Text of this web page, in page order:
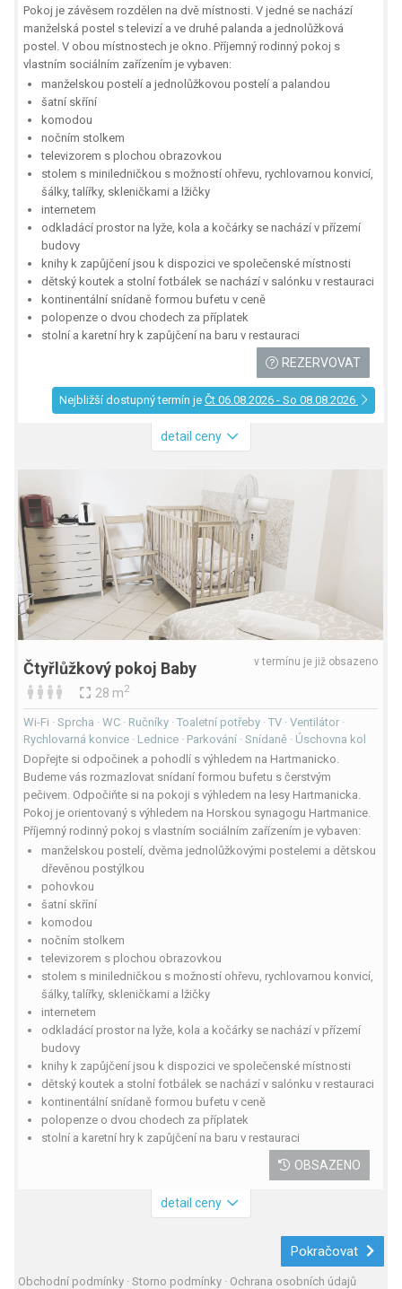
Pokoj je závěsem rozdělen na dvě místnosti. V jedné se nachází
manželská postel s televizí a ve druhé palanda a jednolůžková
postel. V obou místnostech je okno. Příjemný rodinný pokoj s
vlastním sociálním zařízením je vybaven:
manželskou postelí a jednolůžkovou postelí a palandou
šatní skříní
komodou
nočním stolkem
televizorem s plochou obrazovkou
stolem s miniledničkou s možností ohřevu, rychlovarnou konvicí,
šálky, talířky, skleničkami a lžičky
internetem
odkladácí prostor na lyže, kola a kočárky se nachází v přízemí
budovy
knihy k zapůjčení jsou k dispozici ve společenské místnosti
dětský koutek a stolní fotbálek se nachází v salónku v restauraci
kontinentální snídaně formou bufetu v ceně
polopenze o dvou chodech za příplatek
stolní a karetní hry k zapůjčení na baru v restauraci
REZERVOVAT
Nejbližší dostupný termín je Čt 06.08.2026 - So 08.08.2026
detail ceny
Čtyřlůžkový pokoj Baby
28 m2
v termínu je již obsazeno
Wi-Fi · Sprcha · WC · Ručníky · Toaletní potřeby · TV · Ventilátor ·
Rychlovarná konvice · Lednice · Parkování · Snídaně · Úschovna kol
Dopřejte si odpočinek a pohodlí s výhledem na Hartmanicko.
Budeme vás rozmazlovat snídaní formou bufetu s čerstvým
pečivem. Odpočiňte si na pokoji s výhledem na lesy Hartmanicka.
Pokoj je orientovaný s výhledem na Horskou synagogu Hartmanice.
Příjemný rodinný pokoj s vlastním sociálním zařízením je vybaven:
manželskou postelí, dvěma jednolůžkovými postelemi a dětskou
dřevěnou postýlkou
pohovkou
šatní skříní
komodou
nočním stolkem
televizorem s plochou obrazovkou
stolem s miniledničkou s možností ohřevu, rychlovarnou konvicí,
šálky, talířky, skleničkami a lžičky
internetem
odkladácí prostor na lyže, kola a kočárky se nachází v přízemí
budovy
knihy k zapůjčení jsou k dispozici ve společenské místnosti
dětský koutek a stolní fotbálek se nachází v salónku v restauraci
kontinentální snídaně formou bufetu v ceně
polopenze o dvou chodech za příplatek
stolní a karetní hry k zapůjčení na baru v restauraci
OBSAZENO
detail ceny
Pokračovat
Obchodní podmínky ·Storno podmínky · Ochrana osobních údajů